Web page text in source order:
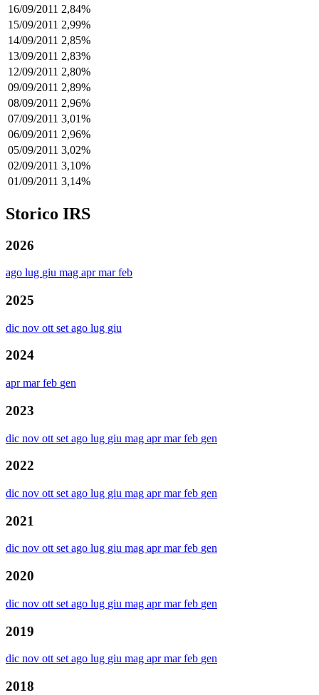
16/09/2011 2,84%
15/09/2011 2,99%
14/09/2011 2,85%
13/09/2011 2,83%
12/09/2011 2,80%
09/09/2011 2,89%
08/09/2011 2,96%
07/09/2011 3,01%
06/09/2011 2,96%
05/09/2011 3,02%
02/09/2011 3,10%
01/09/2011 3,14%
Storico IRS
2026
ago lug giu mag aprmarfeb
2025
dic nov ott set ago lug giu
2024
aprmarfeb gen
2023
dic nov ott set ago lug giu mag aprmarfeb gen
2022
dic nov ott set ago lug giu mag aprmarfeb gen
2021
dic nov ottsetago lug giu mag aprmarfeb gen
2020
dic nov ott set ago lug giu mag aprmarfeb gen
2019
dic nov ott set ago lug giu mag aprmarfeb gen
2018